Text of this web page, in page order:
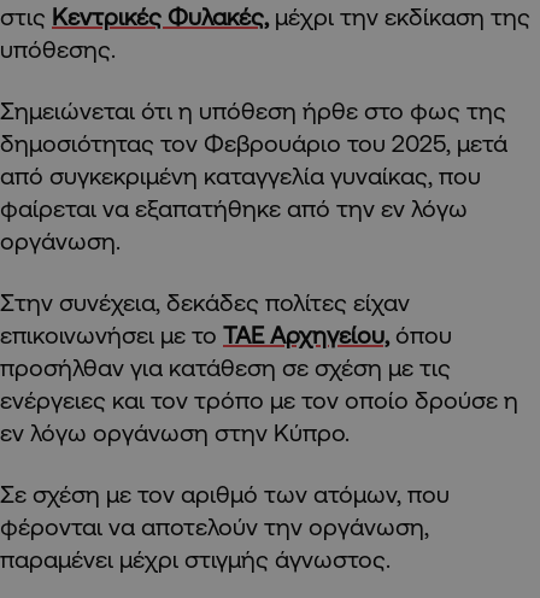
στις Κεντρικές Φυλακές, μέχρι την εκδίκαση της
υπόθεσης.
Σημειώνεται ότι η υπόθεση ήρθε στο φως της
δημοσιότητας τον Φεβρουάριο του 2025, μετά
από συγκεκριμένη καταγγελία γυναίκας, που
φαίρεται να εξαπατήθηκε από την εν λόγω
οργάνωση.
Στην συνέχεια, δεκάδες πολίτες είχαν
επικοινωνήσει με το ΤΑΕ Αρχηγείου, όπου
προσήλθαν για κατάθεση σε σχέση με τις
ενέργειες και τον τρόπο με τον οποίο δρούσε η
εν λόγω οργάνωση στην Κύπρο.
Σε σχέση με τον αριθμό των ατόμων, που
φέρονται να αποτελούν την οργάνωση,
παραμένει μέχρι στιγμής άγνωστος.